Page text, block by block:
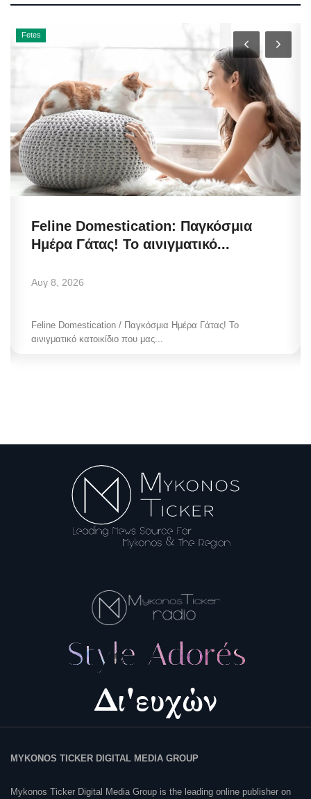
Fetes
Feline Domestication: Παγκόσμια
Ημέρα Γάτας! Το αινιγματικό...
Αυγ 8, 2026
Feline Domestication / Παγκόσμια Ημέρα Γάτας! Το
αινιγματικό κατοικίδιο που μας...
MYKONOS TICKER DIGITAL MEDIA GROUP
Mykonos Ticker Digital Media Group is the leading online publisher on